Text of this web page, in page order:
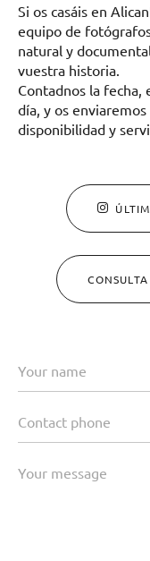
Si os casáis en
equipo de
natural y
vuestra historia.
Contadnos la fecha,
día, y os
disponibilidad y